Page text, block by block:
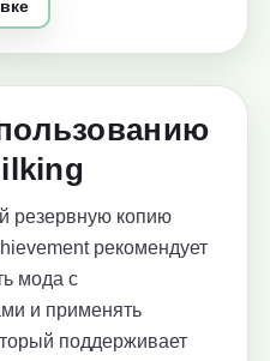
резервную копию
рекомендует
мода с
и применять
поддерживает